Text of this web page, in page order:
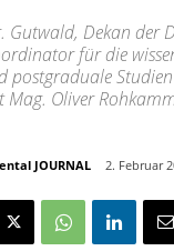
Gutwald, Dekan der
für die
postgraduale
Oliver
JOURNAL 2. Februar